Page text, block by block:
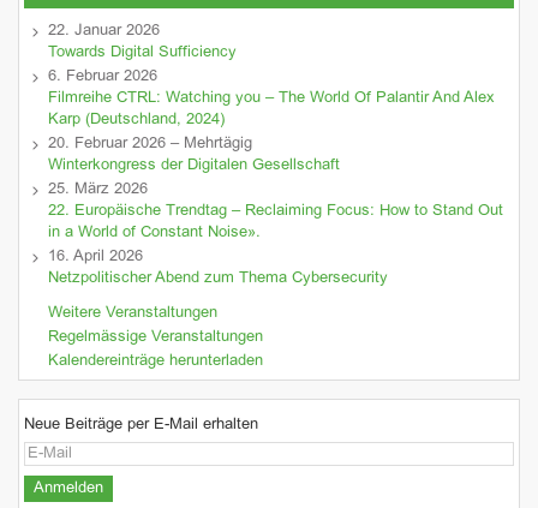
22. Januar 2026
Towards Digital Sufficiency
6. Februar 2026
Filmreihe CTRL: Watching you – The World Of Palantir And Alex
Karp (Deutschland, 2024)
20. Februar 2026 – Mehrtägig
Winterkongress der Digitalen Gesellschaft
25. März 2026
22. Europäische Trendtag – Reclaiming Focus: How to Stand Out
in a World of Constant Noise».
16. April 2026
Netzpolitischer Abend zum Thema Cybersecurity
Weitere Veranstaltungen
Regelmässige Veranstaltungen
Kalendereinträge herunterladen
Neue Beiträge per E-Mail erhalten